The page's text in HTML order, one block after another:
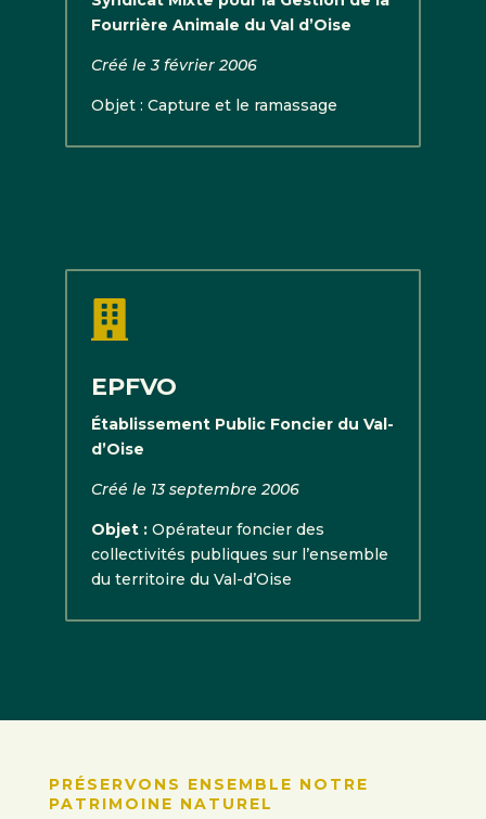
Fourrière Animale du Val d’Oise
Créé le 3 février 2006
Objet : Capture et le ramassage

EPFVO
Établissement Public Foncier du Val-
d’Oise
Créé le 13 septembre 2006
Objet :Opérateur foncier des
collectivités publiques sur l’ensemble
du territoire du Val-d’Oise
PRÉSERVONS ENSEMBLE NOTRE
PATRIMOINE NATUREL